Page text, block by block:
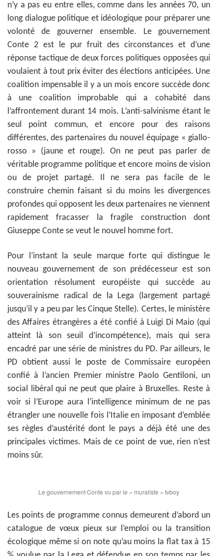
n’y a pas eu entre elles, comme dans les années 70, un
long dialogue politique et idéologique pour préparer une
volonté de gouverner ensemble. Le gouvernement
Conte 2 est le pur fruit des circonstances et d’une
réponse tactique de deux forces politiques opposées qui
voulaient à tout prix éviter des élections anticipées. Une
coalition impensable il y a un mois encore succède donc
à une coalition improbable qui a cohabité dans
l’affrontement durant 14 mois. L’anti-salvinisme étant le
seul point commun, et encore pour des raisons
différentes, des partenaires du nouvel équipage « giallo-
rosso » (jaune et rouge). On ne peut pas parler de
véritable programme politique et encore moins de vision
ou de projet partagé. Il ne sera pas facile de le
construire chemin faisant si du moins les divergences
profondes qui opposent les deux partenaires ne viennent
rapidement fracasser la fragile construction dont
Giuseppe Conte se veut le nouvel homme fort.
Pour l’instant la seule marque forte qui distingue le
nouveau gouvernement de son prédécesseur est son
orientation résolument européiste qui succède au
souverainisme radical de la Lega (largement partagé
jusqu’il y a peu par les Cinque Stelle). Certes, le ministère
des Affaires étrangères a été confié à Luigi Di Maio (qui
atteint là son seuil d’incompétence), mais qui sera
encadré par une série de ministres du PD. Par ailleurs, le
PD obtient aussi le poste de Commissaire européen
confié à l’ancien Premier ministre Paolo Gentiloni, un
social libéral qui ne peut que plaire à Bruxelles. Reste à
voir si l’Europe aura l’intelligence minimum de ne pas
étrangler une nouvelle fois l’Italie en imposant d’emblée
ses règles d’austérité dont le pays a déjà été une des
principales victimes. Mais de ce point de vue, rien n’est
moins sûr.
Le gouvernement Conte vu par le « muraliste » tvboy
Les points de programme connus demeurent d’abord un
catalogue de vœux pieux sur l’emploi ou la transition
écologique même si on note qu’au moins la flat tax à 15